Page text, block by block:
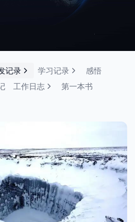
记录 学习记录
感悟
工作日志
第一本书